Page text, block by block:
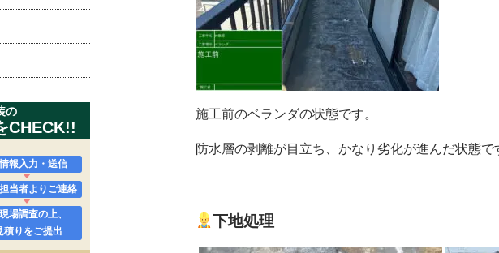
施工前のベランダの状態です。
防水層の剥離が目立ち、かなり劣化が進んだ状態で
下地処理
の
CHECK!!
情報入力・送信
担当者よりご連絡
現場調査の上、
積りをご提出